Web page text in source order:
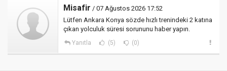
Misafir / 07 Ağustos 2026 17:52
Lütfen Ankara Konya sözde hızlı trenindeki 2 katına
çıkan yolculuk süresi sorununu haber yapın.
Yanıtla (5) (0)